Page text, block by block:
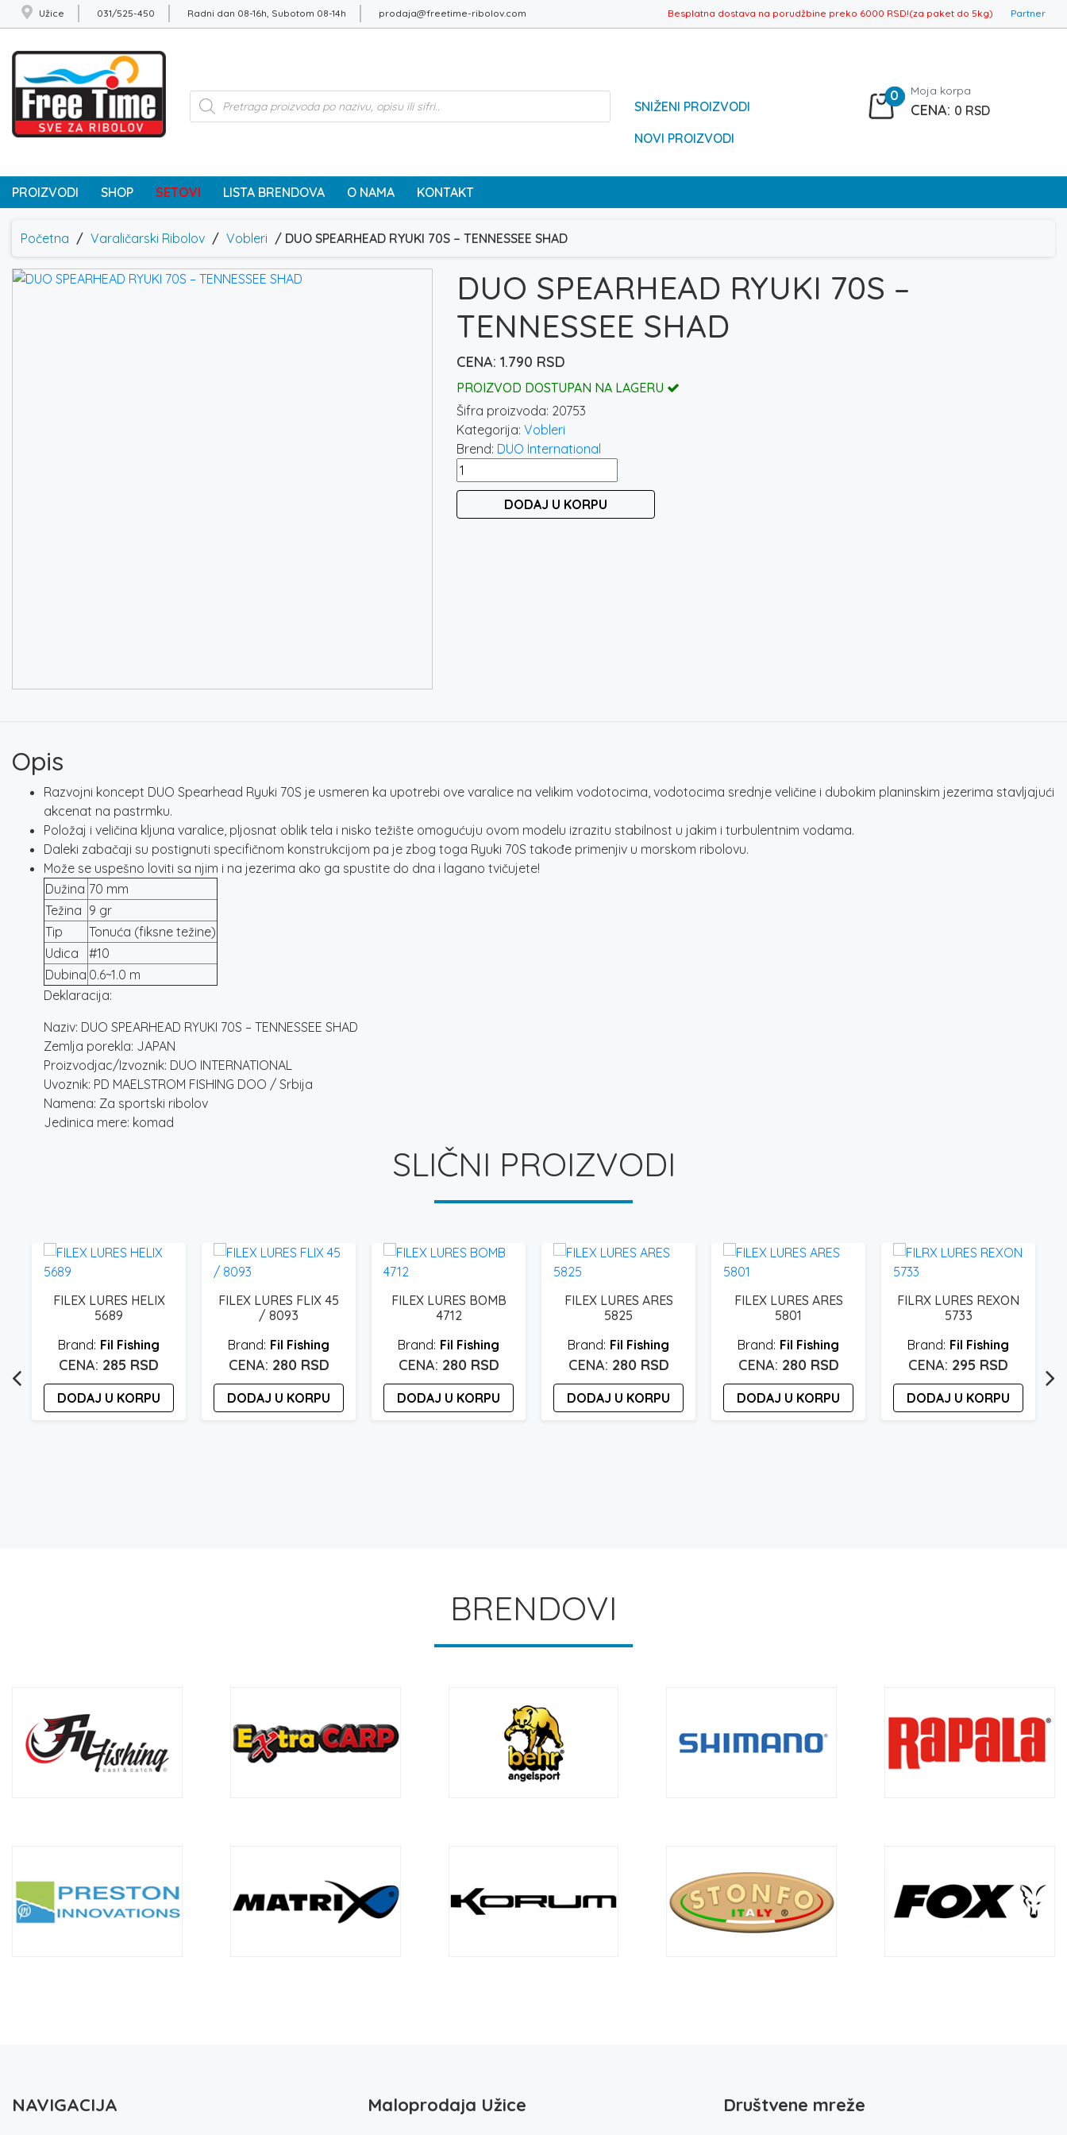
Užice 031/525-450 Radni dan 08-16h, Subotom 08-14h prodaja@freetime-ribolov.com Besplatna dostava na porudžbine preko 6000 RSD!(za paket do 5kg) Partner
Products
search
SNIŽENI PROIZVODI
NOVI PROIZVODI
0 Moja korpa
0 RSD
PROIZVODI SHOP SETOVI LISTA BRENDOVA O NAMA KONTAKT
Početna / Varaličarski Ribolov / Vobleri / DUO SPEARHEAD RYUKI 70S – TENNESSEE SHAD
DUO SPEARHEAD RYUKI 70S –
TENNESSEE SHAD
1.790 RSD
PROIZVOD DOSTUPAN NA LAGERU
Šifra proizvoda: 20753
Kategorija: Vobleri
Brend: DUO International
DUO
SPEARHEAD
70S
DODAJ U KORPU
Opis
Razvojni koncept DUO Spearhead Ryuki 70S je usmeren ka upotrebi ove varalice na velikim vodotocima, vodotocima srednje veličine i dubokim planinskim jezerima stavljajući
akcenat na pastrmku.
Položaj i veličina kljuna varalice, pljosnat oblik tela i nisko težište omogućuju ovom modelu izrazitu stabilnost u jakim i turbulentnim vodama.
Daleki zabačaji su postignuti specifičnom konstrukcijom pa je zbog toga Ryuki 70S takođe primenjiv u morskom ribolovu.
Može se uspešno loviti sa njim i na jezerima ako ga spustite do dna i lagano tvičujete!
Dužina 70 mm
Težina 9 gr
Tip
Tonuća (fiksne težine)
Udica
#10
Dubina 0.6~1.0 m
Deklaracija:
Naziv: DUO SPEARHEAD RYUKI 70S – TENNESSEE SHAD
Zemlja porekla: JAPAN
Proizvodjac/Izvoznik: DUO INTERNATIONAL
Uvoznik: PD MAELSTROM FISHING DOO / Srbija
Namena: Za sportski ribolov
Jedinica mere: komad
SLIČNI PROIZVODI
FILEX LURES HELIX
5689
Fil Fishing
285 RSD
DODAJ U KORPU
FILEX LURES FLIX 45
/ 8093
Fil Fishing
280 RSD
DODAJ U KORPU
FILEX LURES BOMB
4712
Fil Fishing
280 RSD
DODAJ U KORPU
FILEX LURES ARES
5825
Fil Fishing
280 RSD
DODAJ U KORPU
FILEX LURES ARES
5801
Fil Fishing
280 RSD
DODAJ U KORPU
FILRX LURES REXON
5733
Fil Fishing
295 RSD
DODAJ U KORPU
BRENDOVI
NAVIGACIJA Maloprodaja Užice Društvene mreže